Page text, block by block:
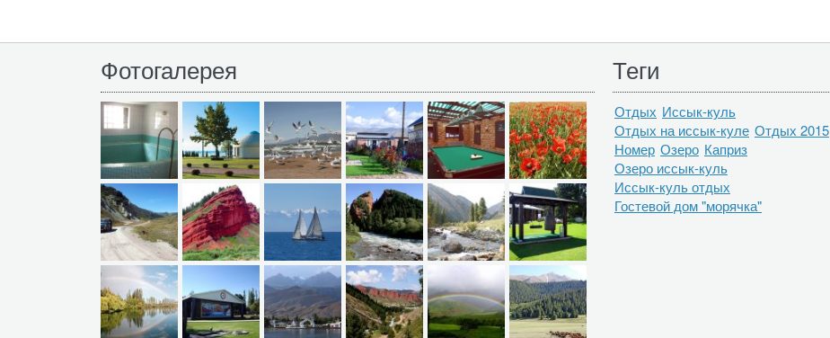
Фотогалерея Теги
Отдых Иссык-куль
Отдых на иссык-куле Отдых 2015
Номер Озеро Каприз
Озеро иссык-куль
Иссык-куль отдых
Гостевой дом "морячка"